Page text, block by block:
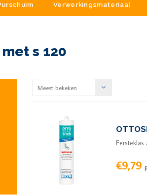
Verwerkingsmateriaal
s 120
Meest bekeken
€9,79